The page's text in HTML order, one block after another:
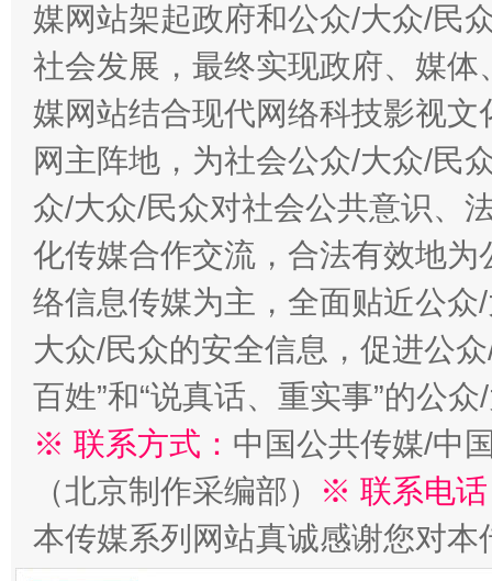
这是一记警钟！ 谢
在谋一域中谋全局
媒网站架起政府和公众/大众/民
社会发展，最终实现政府、媒
媒网站结合现代网络科技影视
网主阵地，为社会公众/大众/民
众/大众/民众对社会公共意识、
化传媒合作交流，合法有效地
络信息传媒为主，全面贴近公
大众/民众的安全信息，促进公
百姓”和“说真话、重实事”的公
※ 联系方式： 中国公共传媒/中
（北京制作采编部）
※ 联系电
本传媒系列网站真诚感谢您对